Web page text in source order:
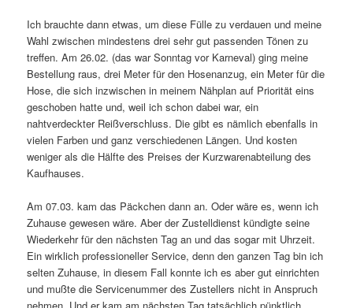
Ich brauchte dann etwas, um diese Fülle zu verdauen und meine
Wahl zwischen mindestens drei sehr gut passenden Tönen zu
treffen. Am 26.02. (das war Sonntag vor Karneval) ging meine
Bestellung raus, drei Meter für den Hosenanzug, ein Meter für die
Hose, die sich inzwischen in meinem Nähplan auf Priorität eins
geschoben hatte und, weil ich schon dabei war, ein
nahtverdeckter Reißverschluss. Die gibt es nämlich ebenfalls in
vielen Farben und ganz verschiedenen Längen. Und kosten
weniger als die Hälfte des Preises der Kurzwarenabteilung des
Kaufhauses.
Am 07.03. kam das Päckchen dann an. Oder wäre es, wenn ich
Zuhause gewesen wäre. Aber der Zustelldienst kündigte seine
Wiederkehr für den nächsten Tag an und das sogar mit Uhrzeit.
Ein wirklich professioneller Service, denn den ganzen Tag bin ich
selten Zuhause, in diesem Fall konnte ich es aber gut einrichten
und mußte die Servicenummer des Zustellers nicht in Anspruch